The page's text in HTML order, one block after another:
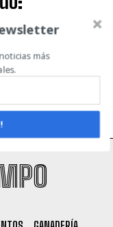
bovina a
más